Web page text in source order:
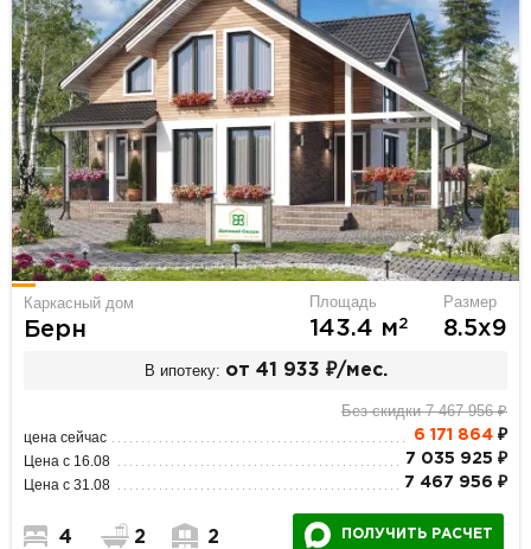
Каркасный дом
Берн
Площадь
143.4 м2
Размер
8.5х9
В ипотеку: от 41 933 ₽/мес.
Без скидки 7 467 956 ₽
цена сейчас 6 171 864₽
Цена с 16.08 7 035 925 ₽
Цена с 31.08 7 467 956 ₽
4 2 2 ПОЛУЧИТЬ РАСЧЕТ